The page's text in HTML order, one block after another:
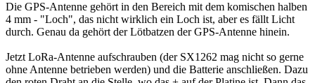
Die GPS-Antenne gehört in den Bereich mit dem komischen halben
4 mm - "Loch", das nicht wirklich ein Loch ist, aber es fällt Licht
durch. Genau da gehört der Lötbatzen der GPS-Antenne hinein.
Jetzt LoRa-Antenne aufschrauben (der SX1262 mag nicht so gerne
ohne Antenne betrieben werden) und die Batterie anschließen. Dazu